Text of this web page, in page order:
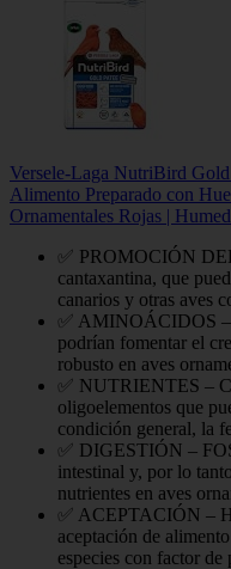
Versele-Laga NutriBird
Alimento Preparado con
Ornamentales Rojas |
✅ PROMOCIÓN
cantaxantina, que
canarios y otras aves
✅ AMINOÁCIDOS –
podrían fomentar el
robusto en aves
✅ NUTRIENTES –
oligoelementos que
condición general, la
✅ DIGESTIÓN –
intestinal y, por lo
nutrientes en aves
✅ ACEPTACIÓN –
aceptación de
especies con factor de